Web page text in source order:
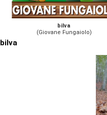
bilva
(Giovane Fungaiolo)
bilva